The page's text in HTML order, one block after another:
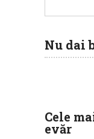
Nu dai
Cele
evăr